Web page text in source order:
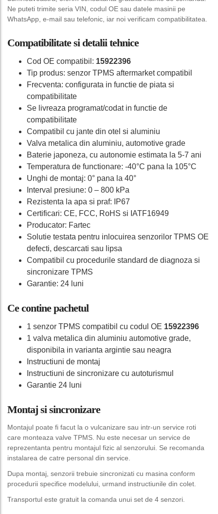
Ne puteti trimite seria VIN, codul OE sau datele masinii pe
WhatsApp, e-mail sau telefonic, iar noi verificam compatibilitatea.
Compatibilitate si detalii tehnice
Cod OE compatibil: 15922396
Tip produs: senzor TPMS aftermarket compatibil
Frecventa: configurata in functie de piata si
compatibilitate
Se livreaza programat/codat in functie de
compatibilitate
Compatibil cu jante din otel si aluminiu
Valva metalica din aluminiu, automotive grade
Baterie japoneza, cu autonomie estimata la 5-7 ani
Temperatura de functionare: -40°C pana la 105°C
Unghi de montaj: 0° pana la 40°
Interval presiune: 0 – 800 kPa
Rezistenta la apa si praf: IP67
Certificari: CE, FCC, RoHS si IATF16949
Producator: Fartec
Solutie testata pentru inlocuirea senzorilor TPMS OE
defecti, descarcati sau lipsa
Compatibil cu procedurile standard de diagnoza si
sincronizare TPMS
Garantie: 24 luni
Ce contine pachetul
1 senzor TPMS compatibil cu codul OE 15922396
1 valva metalica din aluminiu automotive grade,
disponibila in varianta argintie sau neagra
Instructiuni de montaj
Instructiuni de sincronizare cu autoturismul
Garantie 24 luni
Montaj si sincronizare
Montajul poate fi facut la o vulcanizare sau intr-un service roti
care monteaza valve TPMS. Nu este necesar un service de
reprezentanta pentru montajul fizic al senzorului. Se recomanda
instalarea de catre personal din service.
Dupa montaj, senzorii trebuie sincronizati cu masina conform
procedurii specifice modelului, urmand instructiunile din colet.
Transportul este gratuit la comanda unui set de 4 senzori.